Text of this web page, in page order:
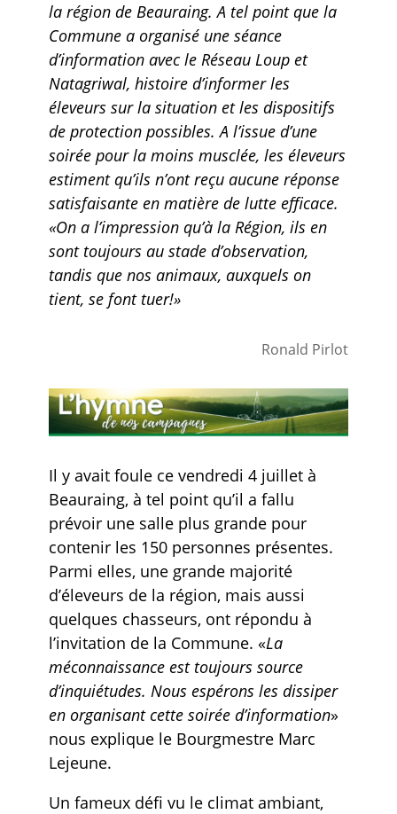
la région de Beauraing. A tel point que la
Commune a organisé une séance
d’information avec le Réseau Loup et
Natagriwal, histoire d’informer les
éleveurs sur la situation et les dispositifs
de protection possibles. A l’issue d’une
soirée pour la moins musclée, les éleveurs
estiment qu’ils n’ont reçu aucune réponse
satisfaisante en matière de lutte efficace.
«On a l’impression qu’à la Région, ils en
sont toujours au stade d’observation,
tandis que nos animaux, auxquels on
tient, se font tuer!»
Ronald Pirlot
Il y avait foule ce vendredi 4 juillet à
Beauraing, à tel point qu’il a fallu
prévoir une salle plus grande pour
contenir les 150 personnes présentes.
Parmi elles, une grande majorité
d’éleveurs de la région, mais aussi
quelques chasseurs, ont répondu à
l’invitation de la Commune. «La
méconnaissance est toujours source
d’inquiétudes. Nous espérons les dissiper
en organisant cette soirée d’information»
nous explique le Bourgmestre Marc
Lejeune.
Un fameux défi vu le climat ambiant,